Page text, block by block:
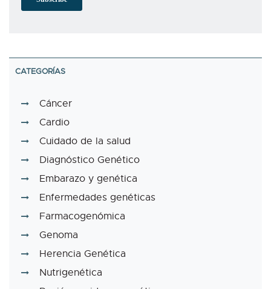
CATEGORÍAS
Cáncer
Cardio
Cuidado de la salud
Diagnóstico Genético
Embarazo y genética
Enfermedades genéticas
Farmacogenómica
Genoma
Herencia Genética
Nutrigenética